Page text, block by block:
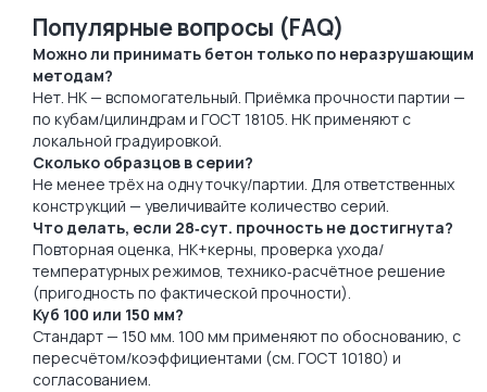
Популярные вопросы (FAQ)
Можно ли принимать бетон только по неразрушающим
методам?
Нет. НК — вспомогательный. Приёмка прочности партии —
по кубам/цилиндрам и ГОСТ 18105. НК применяют с
локальной градуировкой.
Сколько образцов в серии?
Не менее трёх на одну точку/партии. Для ответственных
конструкций — увеличивайте количество серий.
Что делать, если 28‑сут. прочность не достигнута?
Повторная оценка, НК+керны, проверка ухода/
температурных режимов, технико‑расчётное решение
(пригодность по фактической прочности).
Куб 100 или 150 мм?
Стандарт — 150 мм. 100 мм применяют по обоснованию, с
пересчётом/коэффициентами (см. ГОСТ 10180) и
согласованием.